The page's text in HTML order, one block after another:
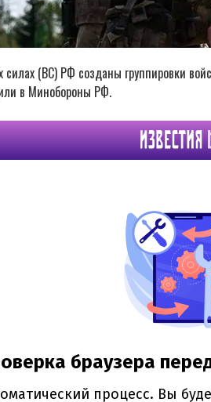
силах (ВС) РФ созданы группировки
в Минобороны РФ.